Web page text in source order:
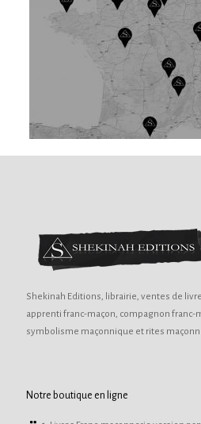
Shekinah Editions, librairie, ventes de
apprenti franc-maçon, compagnon franc-
symbolisme maçonnique et rites
Notre boutique en ligne